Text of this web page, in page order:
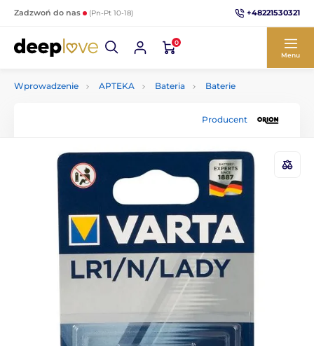
Zadzwoń do nas (Pn-Pt 10-18) +48221530321
0
Menu
Wprowadzenie APTEKA Bateria Baterie
Producent